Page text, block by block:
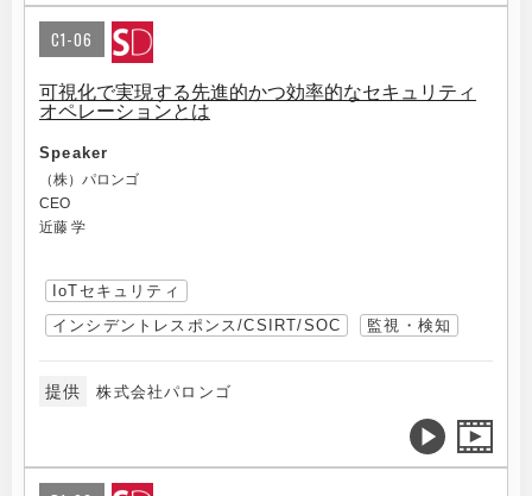
C1-06
可視化で実現する先進的かつ効率的なセキュリティ
オペレーションとは
Speaker
（株）パロンゴ
CEO
近藤 学
IoTセキュリティ
インシデントレスポンス/CSIRT/SOC
監視・検知
提供 株式会社パロンゴ